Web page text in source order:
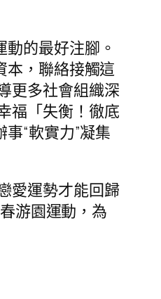
的最好注腳。
本，聯絡接觸這
更多社會組織深
福「失衡！徹底
“軟實力”凝集
愛運勢才能回歸
游園運動，為